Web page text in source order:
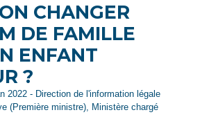
CHANGER
DE FAMILLE
ENFANT
?
2022 - Direction de l'information légale
(Première ministre), Ministère chargé